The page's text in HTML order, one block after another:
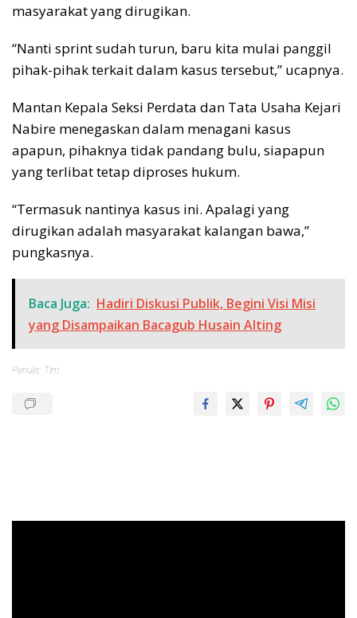
masyarakat yang dirugikan.
“Nanti sprint sudah turun, baru kita mulai panggil
pihak-pihak terkait dalam kasus tersebut,” ucapnya.
Mantan Kepala Seksi Perdata dan Tata Usaha Kejari
Nabire menegaskan dalam menagani kasus
apapun, pihaknya tidak pandang bulu, siapapun
yang terlibat tetap diproses hukum.
“Termasuk nantinya kasus ini. Apalagi yang
dirugikan adalah masyarakat kalangan bawa,”
pungkasnya.
Baca Juga: Hadiri Diskusi Publik, Begini Visi Misi
yang Disampaikan Bacagub Husain Alting
Penulis: Tim